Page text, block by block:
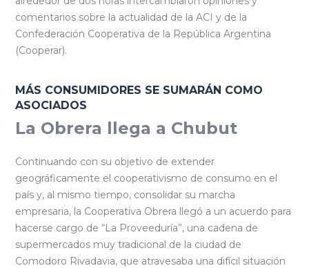
comentarios sobre la actualidad de la ACI y de la
Confederación Cooperativa de la República Argentina
(Cooperar).
MÁS CONSUMIDORES SE SUMARÁN COMO
ASOCIADOS
La Obrera llega a Chubut
Continuando con su objetivo de extender
geográficamente el cooperativismo de consumo en el
país y, al mismo tiempo, consolidar su marcha
empresaria, la Cooperativa Obrera llegó a un acuerdo para
hacerse cargo de “La Proveeduría”, una cadena de
supermercados muy tradicional de la ciudad de
Comodoro Rivadavia, que atravesaba una difícil situación